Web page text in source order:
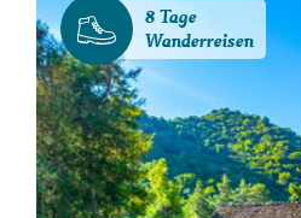
8 Tage
Wanderreisen